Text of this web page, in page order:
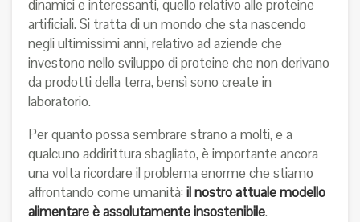
dinamici e interessanti, quello relativo alle proteine
artificiali. Si tratta di un mondo che sta nascendo
negli ultimissimi anni, relativo ad aziende che
investono nello sviluppo di proteine che non derivano
da prodotti della terra, bensì sono create in
laboratorio.
Per quanto possa sembrare strano a molti, e a
qualcuno addirittura sbagliato, è importante ancora
una volta ricordare il problema enorme che stiamo
affrontando come umanità: il nostro attuale modello
alimentare è assolutamente insostenibile.